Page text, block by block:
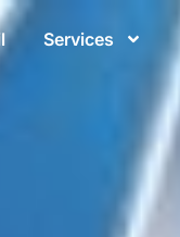
Services